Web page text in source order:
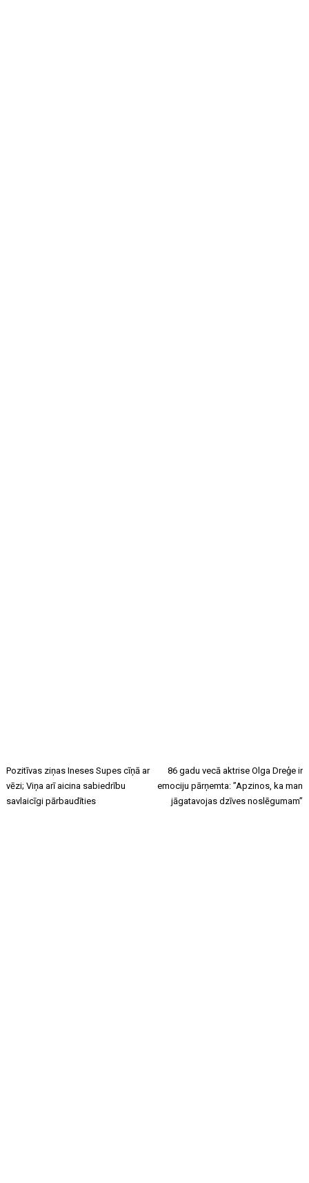
Pozitīvas ziņas Ineses Supes cīņā ar
vēzi; Viņa arī aicina sabiedrību
savlaicīgi pārbaudīties
86 gadu vecā aktrise Olga Dreģe ir
emociju pārņemta: ”Apzinos, ka man
jāgatavojas dzīves noslēgumam”